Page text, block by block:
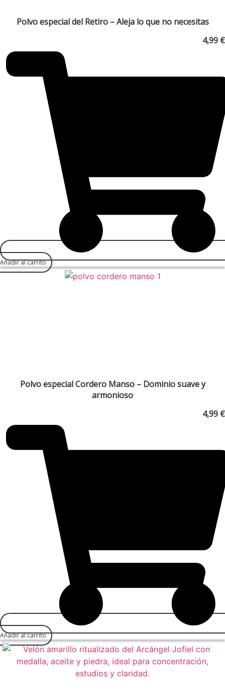
Polvo especial del Retiro – Aleja lo que no necesitas
4,99 €
Añadir al carrito
Polvo especial Cordero Manso – Dominio suave y
armonioso
4,99 €
Añadir al carrito